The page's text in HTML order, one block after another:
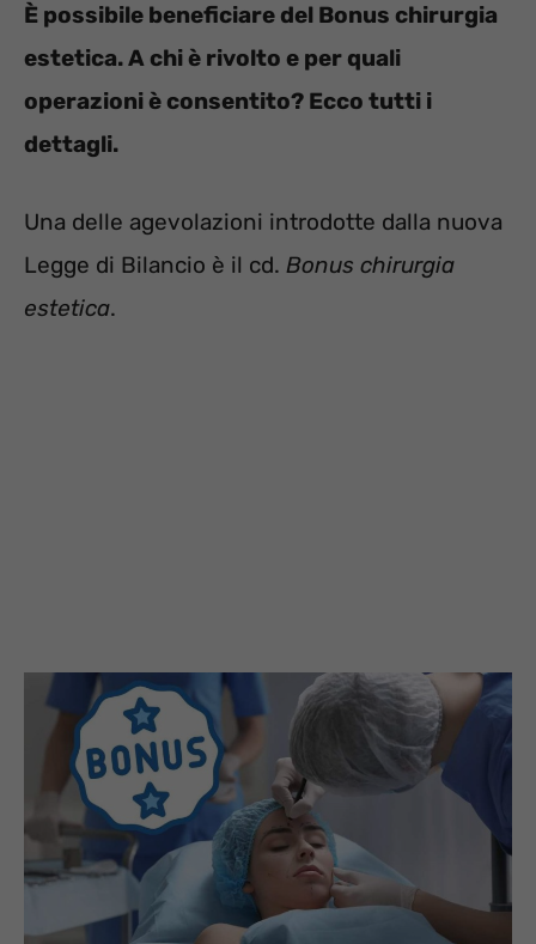
È possibile beneficiare del Bonus chirurgia
estetica. A chi è rivolto e per quali
operazioni è consentito? Ecco tutti i
dettagli.
Una delle agevolazioni introdotte dalla nuova
Legge di Bilancio è il cd. Bonus chirurgia
estetica.